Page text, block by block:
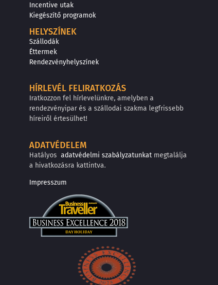
Incentive utak
Kiegészítő programok
HELYSZÍNEK
Szállodák
Éttermek
Rendezvényhelyszínek
HÍRLEVÉL FELIRATKOZÁS
Iratkozzon fel hírlevelünkre, amelyben a
rendezvényipar és a szállodai szakma legfrissebb
híreiről értesülhet!
ADATVÉDELEM
Hatályos adatvédelmi szabályzatunkat megtalálja
a hivatkozásra kattintva.
Impresszum